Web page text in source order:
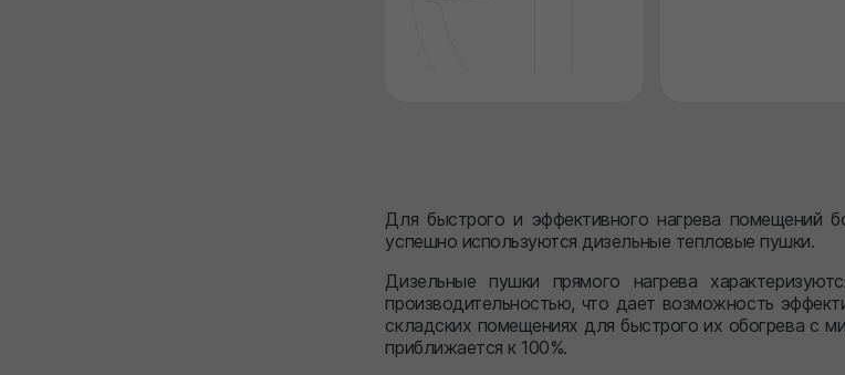
Для быстрого и эффективного нагрева помещений
успешно используются дизельные тепловые пушки.
Дизельные пушки прямого нагрева
производительностью, что дает возможность
складских помещениях для быстрого их обогрева с
приближается к 100%.